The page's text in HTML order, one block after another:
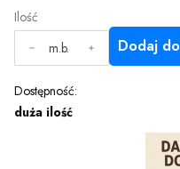
Ilość
m.b.
Dodaj
Dostępność:
duża ilość